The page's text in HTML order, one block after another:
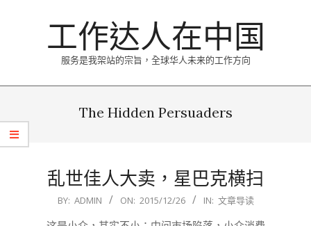
工作达人在中国
服务是我架站的宗旨，全球华人未来的工作方向
Menu
The Hidden Persuaders
乱世佳人大卖，星巴克横扫
2015-
BY: ADMIN ON: 2015/12/26 IN: 文章导读